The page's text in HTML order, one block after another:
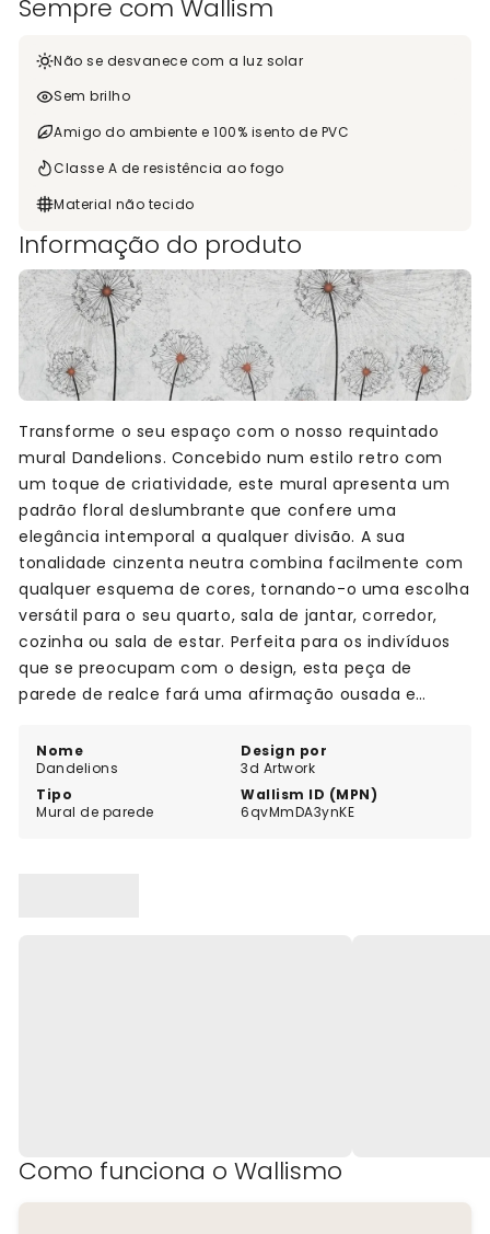
Sempre com Wallism
Não se desvanece com a luz solar
Sem brilho
Amigo do ambiente e 100% isento de PVC
Classe A de resistência ao fogo
Material não tecido
Informação do produto
Nome
Dandelions
Design por
3d Artwork
Tipo
Mural de parede
Wallism ID (MPN)
6qvMmDA3ynKE
Transforme o seu espaço com o nosso requintado
mural Dandelions. Concebido num estilo retro com
um toque de criatividade, este mural apresenta um
padrão floral deslumbrante que confere uma
elegância intemporal a qualquer divisão. A sua
tonalidade cinzenta neutra combina facilmente com
qualquer esquema de cores, tornando-o uma escolha
versátil para o seu quarto, sala de jantar, corredor,
cozinha ou sala de estar. Perfeita para os indivíduos
que se preocupam com o design, esta peça de
parede de realce fará uma afirmação ousada e
decoração da sua casa com o nosso mural
Dandelions feito à medida e deixe a sua criatividade
florescer.
Como funciona o Wallismo